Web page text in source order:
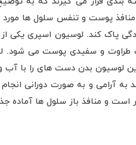
پوست و تنفس سلول ها مورد
پاک کند. لوسیون اسپری یکی
طراوت و سفیدی پوست می شود.
این لوسیون بدن دست های را
آرامی و به صورت دورانی
و منافذ باز سلول ها آماده